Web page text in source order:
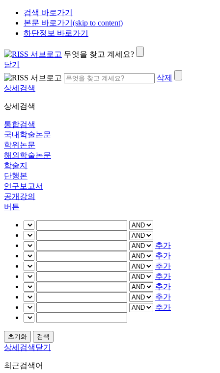
검색 바로가기
본문 바로가기(skip to content)
하단정보 바로가기
무엇을 찾고 계세요?
닫기
삭제
상세검색
상세검색
통합검색
국내학술논문
학위논문
해외학술논문
학술지
단행본
연구보고서
공개강의
버튼
추가
추가
추가
추가
추가
추가
추가
상세검색닫기
최근검색어